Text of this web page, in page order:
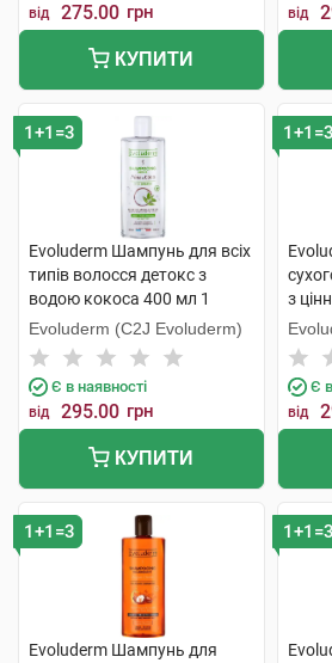
від 275.00 грн
КУПИТИ
від
1+1=3
Evoluderm Шампунь для всіх
типів волосся детокс з
водою кокоса 400 мл 1
флакон
Evoluderm (C2J Evoluderm)
Є в наявності
від 295.00 грн
КУПИТИ
1+1=3
з
Є
від
1+1=3
Evoluderm Шампунь для
1+1=3